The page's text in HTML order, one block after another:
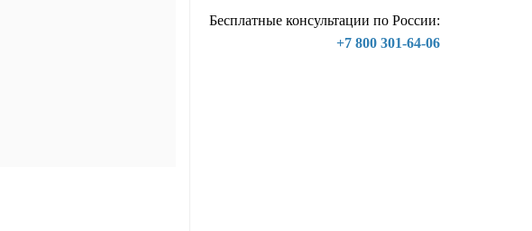
Бесплатные консультации по России:
+7 800 301-64-06